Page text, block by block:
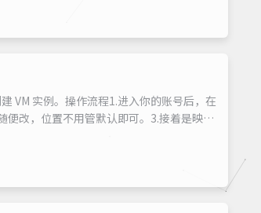
VM 实例。操作流程1.进入你的账号后，在
便改，位置不用管默认即可。3.接着是映